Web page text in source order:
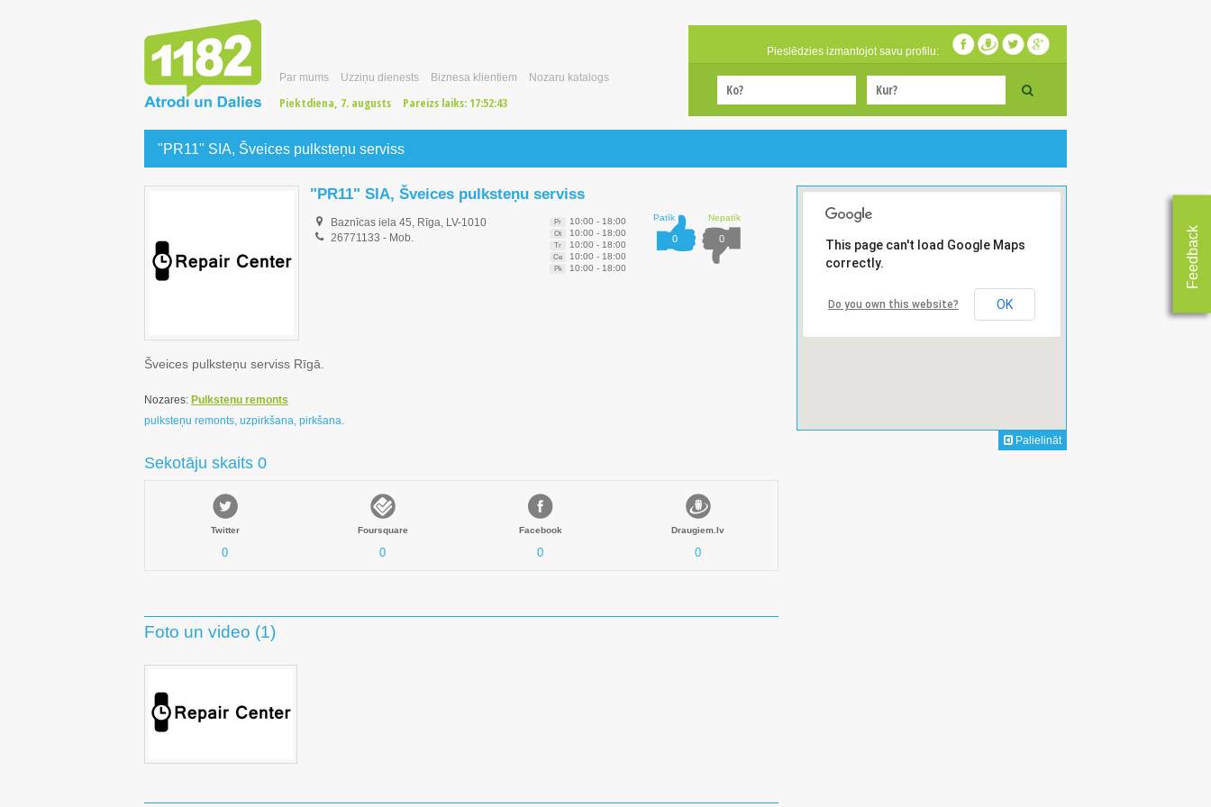
Par mums Uzziņu dienests Biznesa klientiem Nozaru katalogs
Piektdiena, 7. augusts Pareizs laiks: 17:52:43
Pieslēdzies izmantojot savu profilu:
Feedback
"PR11" SIA, Šveices pulksteņu serviss
"PR11" SIA, Šveices pulksteņu serviss
Baznīcas iela 45, Rīga, LV-1010
26771133 - Mob.
Pr 10:00 - 18:00
Ot 10:00 - 18:00
Tr 10:00 - 18:00
Ce 10:00 - 18:00
Pk 10:00 - 18:00
Patīk
0
Nepatīk
0
Šveices pulksteņu serviss Rīgā.
Nozares: Pulksteņu remonts
pulksteņu remonts, uzpirkšana, pirkšana.
Sekotāju skaits 0
Twitter
0
Foursquare
0
Facebook
0
Draugiem.lv
0
Foto un video (1)
This page can't load Google Maps
correctly.
Do you own this website? OK
Palielināt